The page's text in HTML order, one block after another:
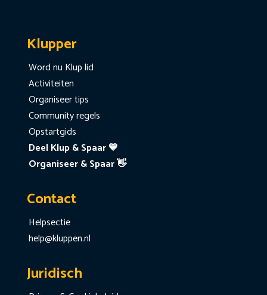
Klupper
Word nu Klup lid
Activiteiten
Organiseer tips
Community regels
Opstartgids
Deel Klup & Spaar 💙
Organiseer & Spaar 👋
Contact
Helpsectie
help@kluppen.nl
Juridisch